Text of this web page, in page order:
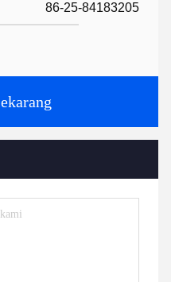
86-25-84183205